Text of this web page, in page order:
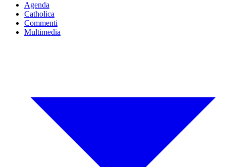
Agenda
Catholica
Commenti
Multimedia